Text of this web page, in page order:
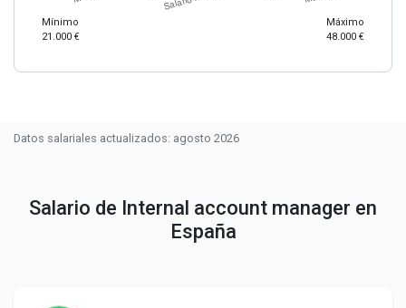
Mínimo
21.000 €
Máximo
48.000 €
Datos salariales actualizados: agosto 2026
Salario de Internal account manager en
España